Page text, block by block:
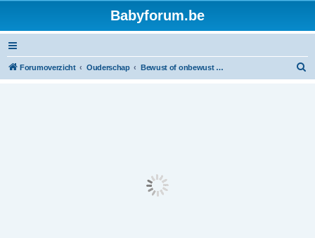
Babyforum.be
Forumoverzicht Ouderschap Bewust of onbewust alleenstaande mama's of papa's